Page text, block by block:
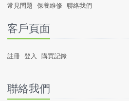
常見問題 保養維修 聯絡我們
客戶頁面
註冊 登入 購買記錄
聯絡我們